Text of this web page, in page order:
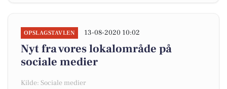
OPSLAGSTAVLEN 13-08-2020 10:02
Nyt fra vores lokalområde på
sociale medier
Kilde: Sociale medier